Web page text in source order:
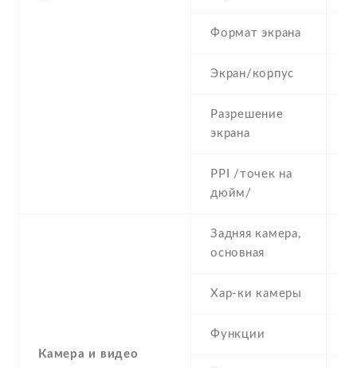
Формат экрана
Экран/корпус
Разрешение
экрана
PPI /точек на
дюйм/
Камера и видео
Задняя камера,
основная
Хар-ки камеры
Функции